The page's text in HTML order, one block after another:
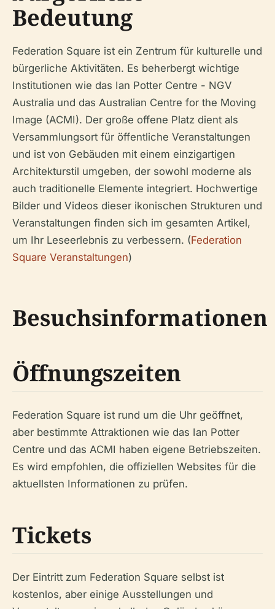
Bedeutung
Federation Square ist ein Zentrum für kulturelle und
bürgerliche Aktivitäten. Es beherbergt wichtige
Institutionen wie das Ian Potter Centre - NGV
Australia und das Australian Centre for the Moving
Image (ACMI). Der große offene Platz dient als
Versammlungsort für öffentliche Veranstaltungen
und ist von Gebäuden mit einem einzigartigen
Architekturstil umgeben, der sowohl moderne als
auch traditionelle Elemente integriert. Hochwertige
Bilder und Videos dieser ikonischen Strukturen und
Veranstaltungen finden sich im gesamten Artikel,
um Ihr Leseerlebnis zu verbessern. (Federation
Square Veranstaltungen)
Besuchsinformationen
Öffnungszeiten
Federation Square ist rund um die Uhr geöffnet,
aber bestimmte Attraktionen wie das Ian Potter
Centre und das ACMI haben eigene Betriebszeiten.
Es wird empfohlen, die offiziellen Websites für die
aktuellsten Informationen zu prüfen.
Tickets
Der Eintritt zum Federation Square selbst ist
kostenlos, aber einige Ausstellungen und